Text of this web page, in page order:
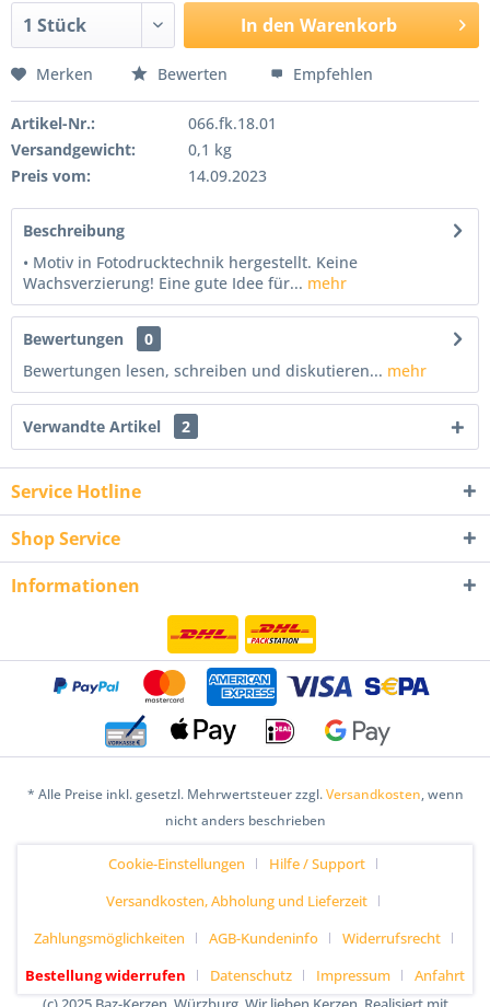
In den Warenkorb
Merken Bewerten Empfehlen
Artikel-Nr.:
066.fk.18.01
Versandgewicht:
0,1 kg
Preis vom:
14.09.2023
Beschreibung
• Motiv in Fotodrucktechnik hergestellt. Keine
Wachsverzierung! Eine gute Idee für... mehr
Bewertungen
0
Bewertungen lesen, schreiben und diskutieren... mehr
Verwandte Artikel 2
Service Hotline
Shop Service
Informationen
* Alle Preise inkl. gesetzl. Mehrwertsteuer zzgl.Versandkosten, wenn
nicht anders beschrieben
Cookie-Einstellungen
Hilfe / Support
Versandkosten, Abholung und Lieferzeit
Zahlungsmöglichkeiten
AGB-Kundeninfo
Widerrufsrecht
Bestellung widerrufen
Datenschutz Impressum
Anfahrt